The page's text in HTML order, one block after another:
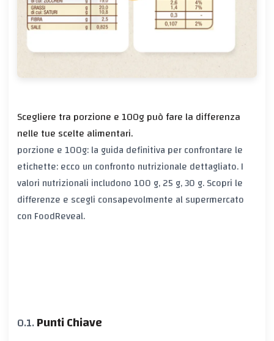
Scegliere tra porzione e 100g può fare la differenza
nelle tue scelte alimentari.
porzione e 100g: la guida definitiva per confrontare le
etichette: ecco un confronto nutrizionale dettagliato. I
valori nutrizionali includono 100 g, 25 g, 30 g. Scopri le
differenze e scegli consapevolmente al supermercato
con FoodReveal.
Punti Chiave